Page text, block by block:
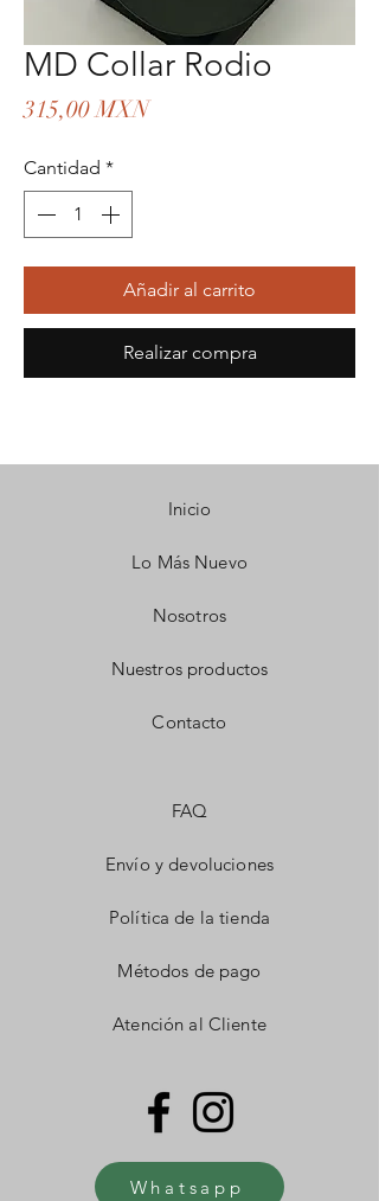
MD Collar Rodio
315,00 MXNPrecio
Cantidad *
Añadir al carrito
Realizar compra
Inicio
Lo Más Nuevo
Nosotros
Nuestros productos
Contacto
FAQ
Envío y devoluciones
Política de la tienda
Métodos de pago
Atención al Cliente
Whatsapp